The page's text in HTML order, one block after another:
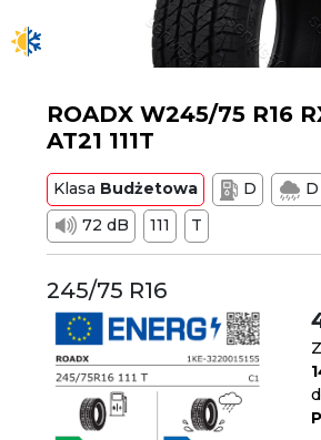
ROADX W245/75 R16
AT21 111T
Klasa Budżetowa D
D
72 dB
111 T
245/75 R16